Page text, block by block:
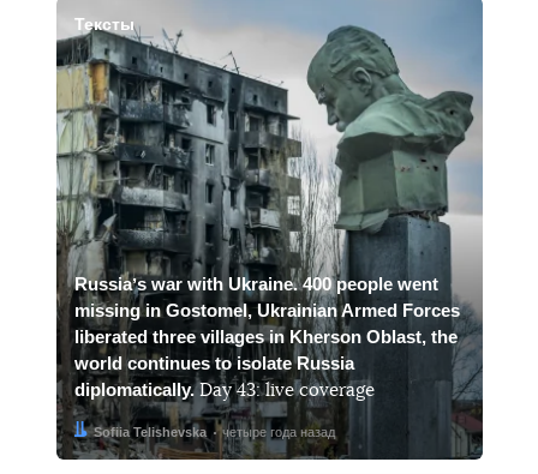
Тексты
Russiaʼs war with Ukraine. 400 people went
missing in Gostomel, Ukrainian Armed Forces
liberated three villages in Kherson Oblast, the
world continues to isolate Russia
diplomatically.Day 43: live coverage
Автор:Sofiia Telishevska
Дата: четыре года назад